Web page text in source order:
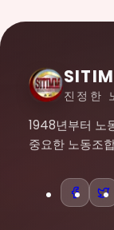
진정한
1948년부터 노
중요한 노동조